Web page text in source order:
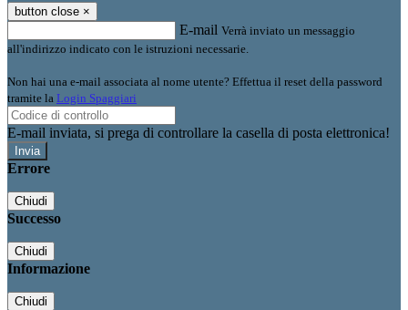
button close ×
E-mail Verrà inviato un messaggio
all'indirizzo indicato con le istruzioni necessarie.
Non hai una e-mail associata al nome utente? Effettua il reset della password
tramite la Login Spaggiari
E-mail inviata, si prega di controllare la casella di posta elettronica!
Errore
Chiudi
Successo
Chiudi
Informazione
Chiudi